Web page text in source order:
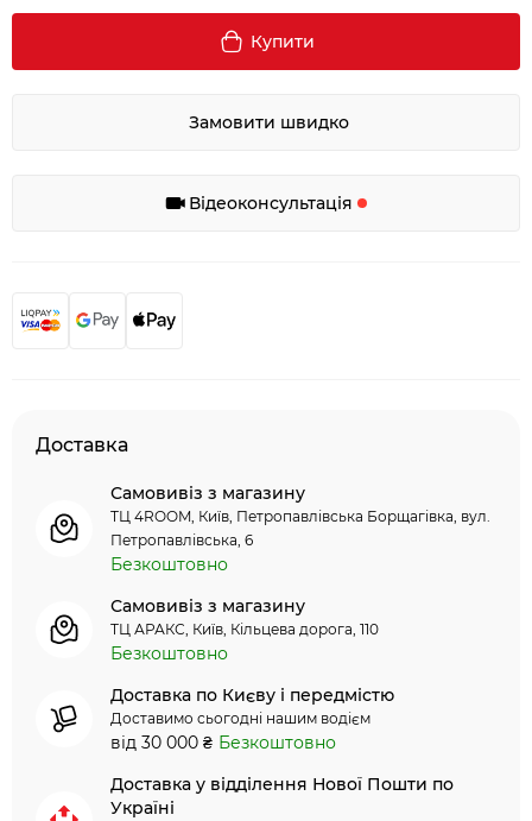
Купити
Замовити швидко
Відеоконсультація
Доставка
Самовивіз з магазину
ТЦ 4ROOM, Київ, Петропавлівська Борщагівка, вул.
Петропавлівська, 6
Безкоштовно
Самовивіз з магазину
ТЦ АРАКС, Київ, Кільцева дорога, 110
Безкоштовно
Доставка по Києву і передмістю
Доставимо сьогодні нашим водієм
від 30 000 ₴ Безкоштовно
Доставка у відділення Нової Пошти по
Україні